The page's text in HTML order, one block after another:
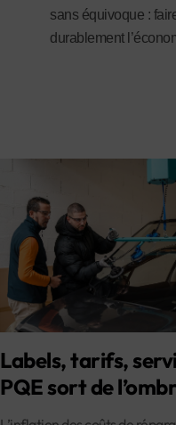
sans équivoque :
durablement
Labels, tarifs,
PQE sort de